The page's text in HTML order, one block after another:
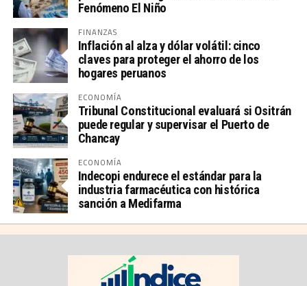
Fenómeno El Niño
FINANZAS
Inflación al alza y dólar volátil: cinco
claves para proteger el ahorro de los
hogares peruanos
ECONOMÍA
Tribunal Constitucional evaluará si Ositrán
puede regular y supervisar el Puerto de
Chancay
ECONOMÍA
Indecopi endurece el estándar para la
industria farmacéutica con histórica
sanción a Medifarma